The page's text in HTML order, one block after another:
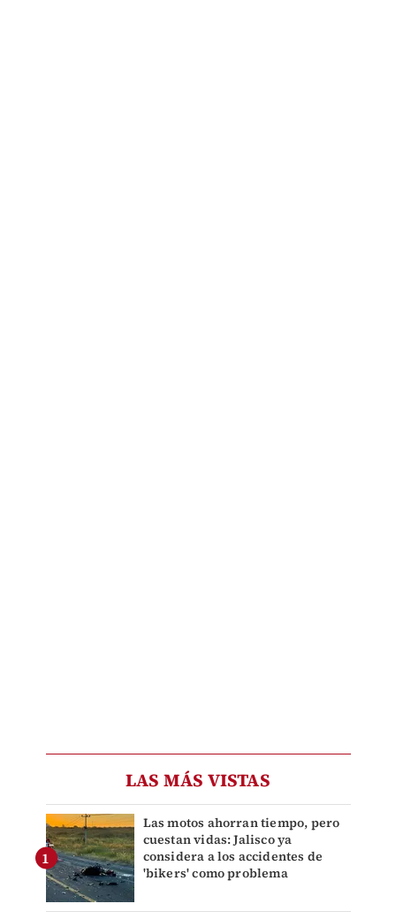
LAS MÁS VISTAS
Las motos ahorran tiempo, pero
cuestan vidas: Jalisco ya
considera a los accidentes de
'bikers' como problema